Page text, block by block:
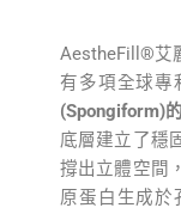
AestheFill®艾
有多項全球專
(Spongiform)
底層建立了穩
撐出立體空間
原蛋白生成於